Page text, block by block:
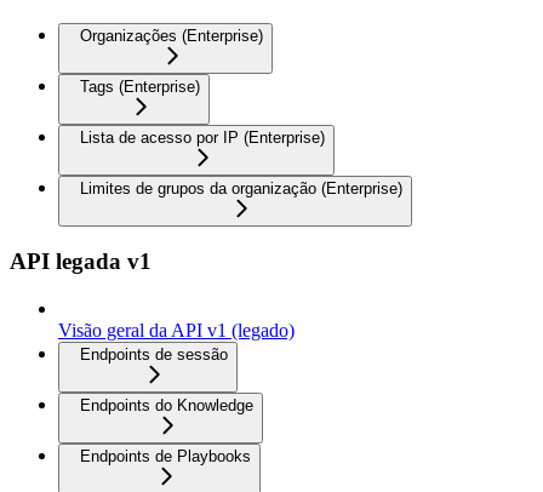
Organizações (Enterprise)
Tags (Enterprise)
Lista de acesso por IP (Enterprise)
Limites de grupos da organização (Enterprise)
API legada v1
Visão geral da API v1 (legado)
Endpoints de sessão
Endpoints do Knowledge
Endpoints de Playbooks